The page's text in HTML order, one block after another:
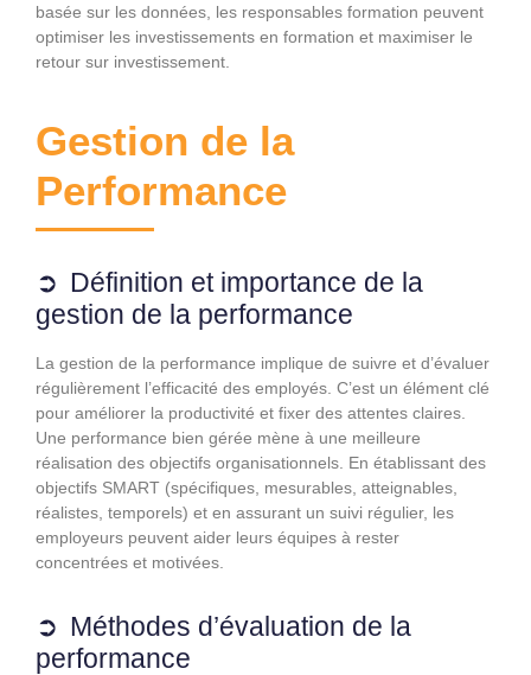
basée sur les données, les responsables formation peuvent
optimiser les investissements en formation et maximiser le
retour sur investissement.
Gestion de la
Performance
Définition et importance de la
gestion de la performance
La gestion de la performance implique de suivre et d’évaluer
régulièrement l’efficacité des employés. C’est un élément clé
pour améliorer la productivité et fixer des attentes claires.
Une performance bien gérée mène à une meilleure
réalisation des objectifs organisationnels. En établissant des
objectifs SMART (spécifiques, mesurables, atteignables,
réalistes, temporels) et en assurant un suivi régulier, les
employeurs peuvent aider leurs équipes à rester
concentrées et motivées.
Méthodes d’évaluation de la
performance